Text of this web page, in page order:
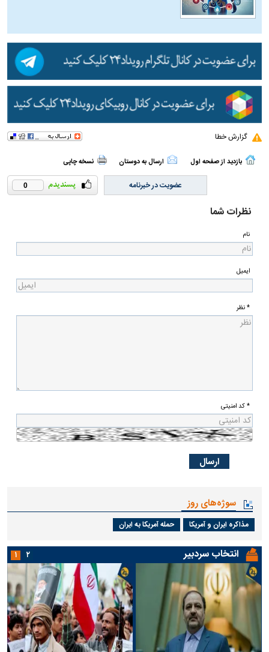
گزارش خطا
بازدید از صفحه اول ارسال به دوستان نسخه چاپی
0 عضویت در خبرنامه
نظرات شما
نام
ایمیل
* نظر
* کد امنیتی
سوژه‌های روز
مذاکره ایران و آمریکا حمله آمریکا به ایران
انتخاب سردبیر ۱ ۲